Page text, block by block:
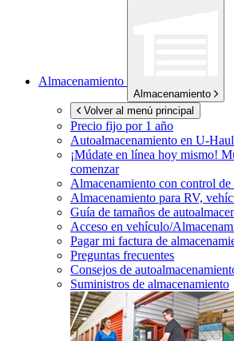
Almacenamiento
Almacenamiento
Volver al menú principal
Precio fijo por 1 año
Autoalmacenamiento en U-Haul
¡Múdate en línea hoy mismo!
comenzar
Almacenamiento con control de
Almacenamiento para RV,
Guía de tamaños de
Acceso en vehículo/
Pagar mi factura de
Preguntas frecuentes
Consejos de
Suministros de almacenamiento